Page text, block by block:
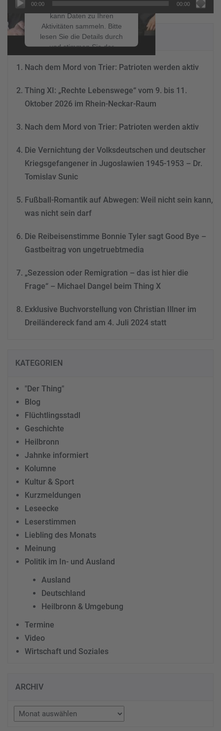
einzubetten. Dieser Service
kann Daten zu Ihren
Aktivitäten sammeln. Bitte
lesen Sie die Details durch
und stimmen Sie der
Nutzung des Service zu, um
dieses Video anzusehen.
Mehr Informationen
Consent Management
&
00:00 00:00
NEUESTE BEITRÄGE
Nach dem Mord von Trier: Patrioten werden aktiv
Thing XI: „Rechte Lebenswege“ vom 9. bis 11.
Oktober 2026 im Rhein-Neckar-Raum
Nach dem Mord von Trier: Patrioten werden aktiv
Die Vernichtung der Volksdeutschen und deutscher
Kriegsgefangener in Jugoslawien 1945-1953 – Dr.
Tomislav Sunic
Fußball-Romantik auf Abwegen: Weil nicht sein kann,
was nicht sein darf
Die Reibeisenstimme Bonnie Tyler sagt Good Bye –
Gastbeitrag von ungetruebtmedia
„Sezession oder Remigration – das ist hier die
Frage“ – Michael Dangel beim Thing X
Exklusive Buchvorstellung von Christian Illner im
Dreiländereck fand am 4. Juli 2024 statt
KATEGORIEN
"Der Thing"
Blog
Flüchtlingsstadl
Geschichte
Heilbronn
Jahnke informiert
Kolumne
Kultur & Sport
Kurzmeldungen
Leseecke
Leserstimmen
Liebling des Monats
Meinung
Politik im In- und Ausland
Ausland
Deutschland
Heilbronn & Umgebung
Termine
Video
Wirtschaft und Soziales
ARCHIV
Archiv